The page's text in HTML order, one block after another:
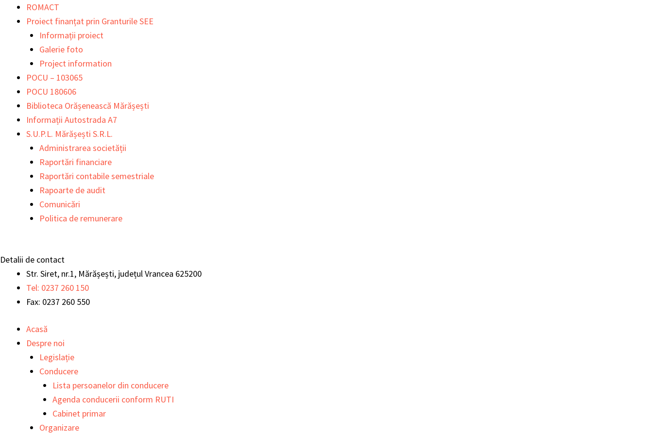
Menu
ROMACT
Proiect finanțat prin Granturile SEE
Informații proiect
Galerie foto
Project information
POCU – 103065
POCU 180606
Biblioteca Orășenească Mărășești
Informații Autostrada A7
S.U.P.L. Mărășești S.R.L.
Administrarea societății
Raportări financiare
Raportări contabile semestriale
Rapoarte de audit
Comunicări
Politica de remunerare
Detalii de contact
Str. Siret, nr.1, Mărășești, județul Vrancea 625200
Tel: 0237 260 150
Fax: 0237 260 550
Acasă
Despre noi
Legislație
Conducere
Lista persoanelor din conducere
Agenda conducerii conform RUTI
Cabinet primar
Organizare
Menu